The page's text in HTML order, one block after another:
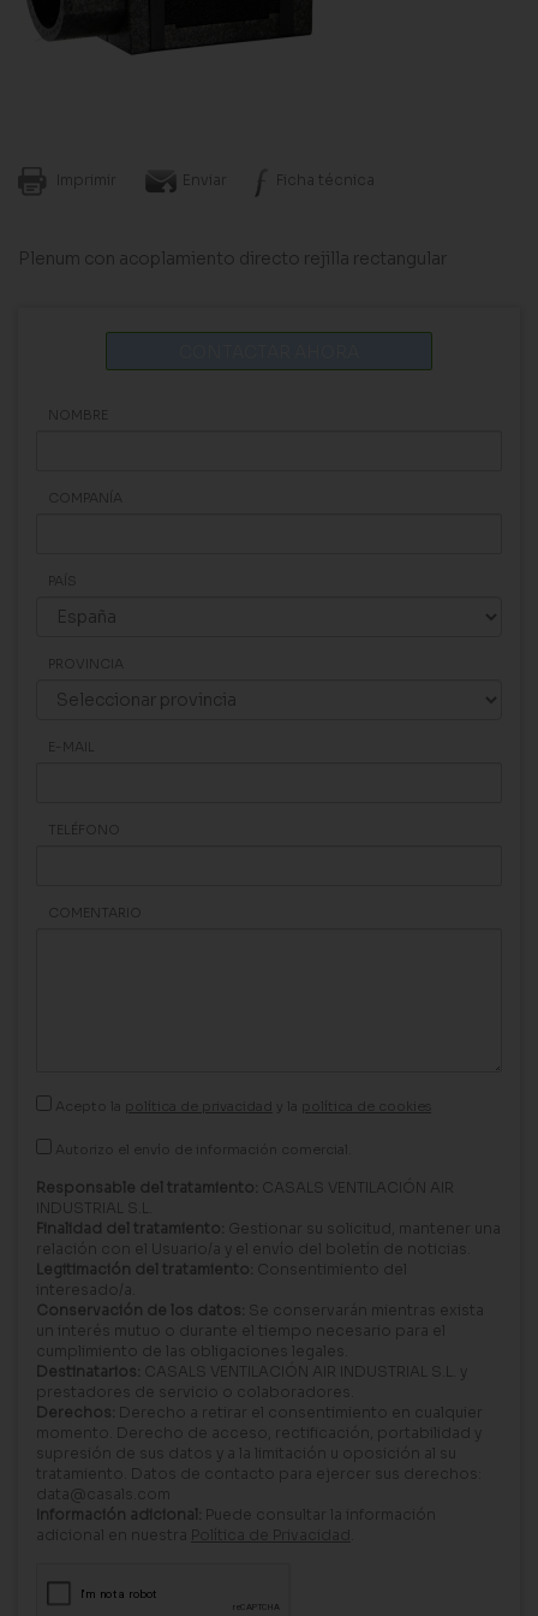
Imprimir Enviar Ficha técnica
Plenum con acoplamiento directo rejilla rectangular
NOMBRE
COMPANÍA
PAÍS
PROVINCIA
E-MAIL
TELÉFONO
COMENTARIO
Acepto la política de privacidad y la política de cookies
Autorizo el envío de información comercial.
Responsable del tratamiento: CASALS VENTILACIÓN AIR
INDUSTRIAL S.L.
Finalidad del tratamiento: Gestionar su solicitud, mantener una
relación con el Usuario/a y el envío del boletín de noticias.
Legitimación del tratamiento: Consentimiento del
interesado/a.
Conservación de los datos: Se conservarán mientras exista
un interés mutuo o durante el tiempo necesario para el
cumplimiento de las obligaciones legales.
Destinatarios: CASALS VENTILACIÓN AIR INDUSTRIAL S.L. y
prestadores de servicio o colaboradores.
Derechos: Derecho a retirar el consentimiento en cualquier
momento. Derecho de acceso, rectificación, portabilidad y
supresión de sus datos y a la limitación u oposición al su
tratamiento. Datos de contacto para ejercer sus derechos:
data@casals.com
Información adicional: Puede consultar la información
adicional en nuestra Política de Privacidad